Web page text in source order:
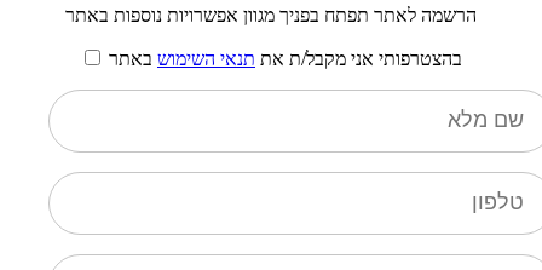
הרשמה לאתר תפתח בפניך מגוון אפשרויות נוספות באתר
בהצטרפותי אני מקבל/ת את תנאי השימוש באתר